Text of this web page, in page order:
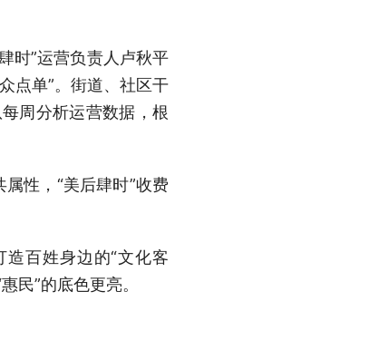
时”运营负责人卢秋平
点单”。街道、社区干
周分析运营数据，根
性，“美后肆时”收费
百姓身边的“文化客
民”的底色更亮。